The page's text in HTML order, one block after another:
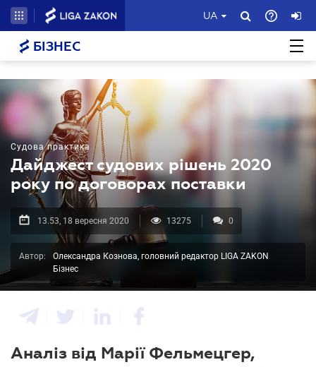
UA
БІЗНЕС
Судова практика
Дайджест судових рішень 2020
року по договорах поставки
13.53, 18 вересня 2020 13275 0
Автор:
Олександра Кознова, головний редактор LIGA ZAKON
Бізнес
Аналіз від Марії Фельмецгер,